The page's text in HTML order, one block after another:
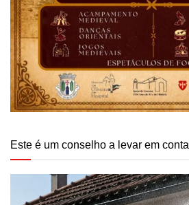
Este é um conselho a levar em conta